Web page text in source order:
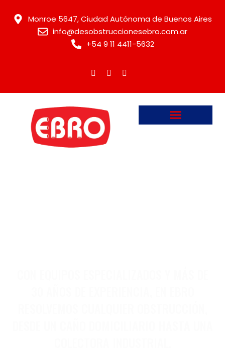
Monroe 5647, Ciudad Autónoma de Buenos Aires
info@desobstruccionesebro.com.ar
+54 9 11 4411-5632